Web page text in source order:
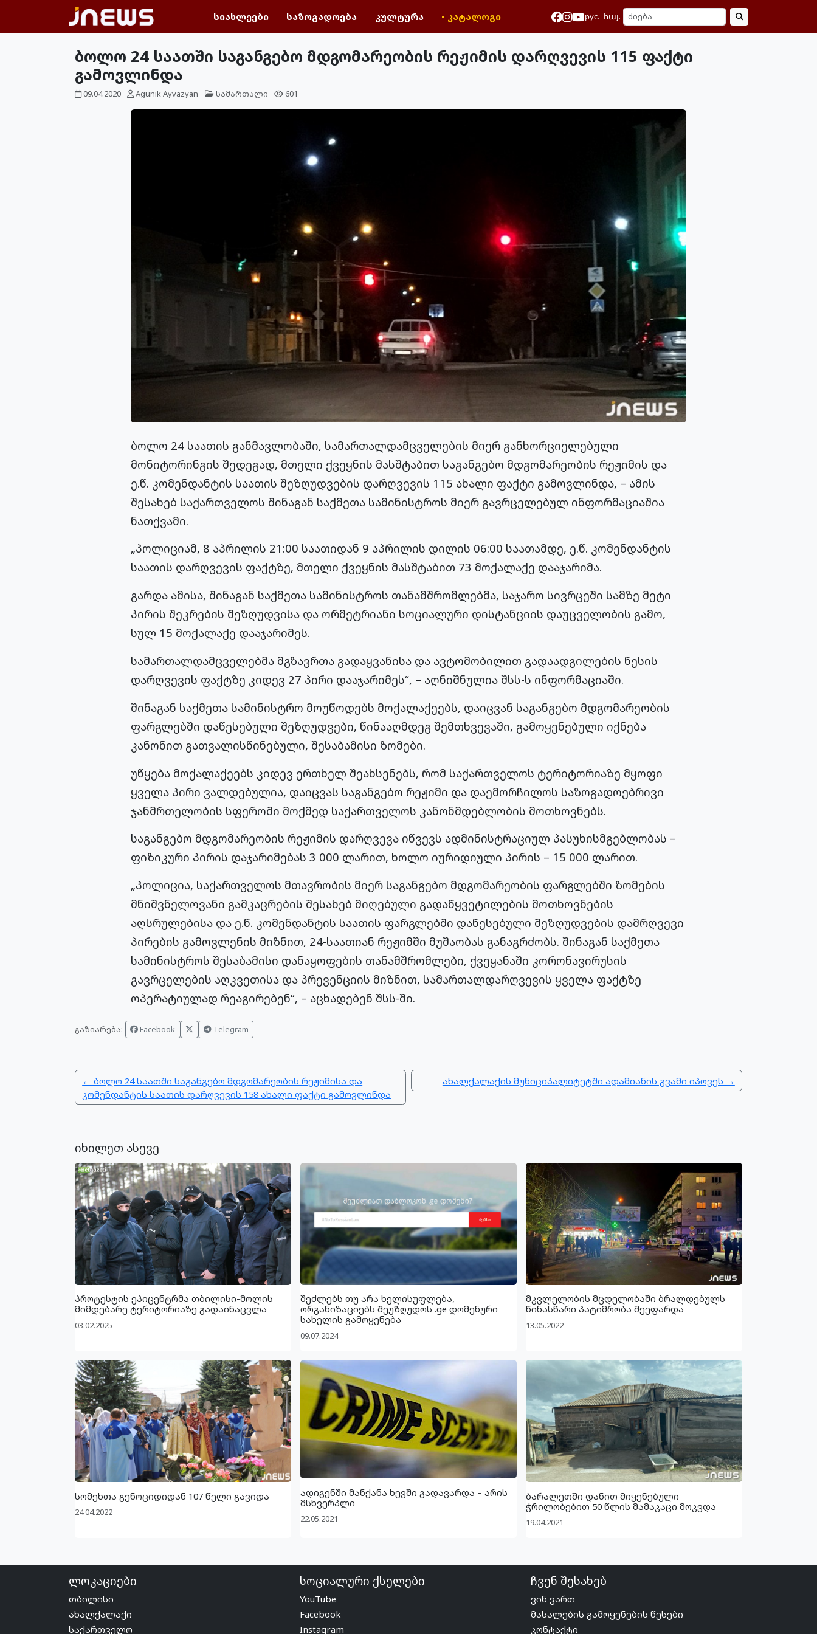
სიახლეები საზოგადოება კულტურა • კატალოგი рус. հայ.
ბოლო 24 საათში საგანგებო მდგომარეობის რეჟიმის დარღვევის 115 ფაქტი
გამოვლინდა
09.04.2020 Agunik Ayvazyan სამართალი 601
ბოლო 24 საათის განმავლობაში, სამართალდამცველების მიერ განხორციელებული
მონიტორინგის შედეგად, მთელი ქვეყნის მასშტაბით საგანგებო მდგომარეობის რეჟიმის და
ე.წ. კომენდანტის საათის შეზღუდვების დარღვევის 115 ახალი ფაქტი გამოვლინდა, – ამის
შესახებ საქართველოს შინაგან საქმეთა სამინისტროს მიერ გავრცელებულ ინფორმაციაშია
ნათქვამი.
„პოლიციამ, 8 აპრილის 21:00 საათიდან 9 აპრილის დილის 06:00 საათამდე, ე.წ. კომენდანტის
საათის დარღვევის ფაქტზე, მთელი ქვეყნის მასშტაბით 73 მოქალაქე დააჯარიმა.
გარდა ამისა, შინაგან საქმეთა სამინისტროს თანამშრომლებმა, საჯარო სივრცეში სამზე მეტი
პირის შეკრების შეზღუდვისა და ორმეტრიანი სოციალური დისტანციის დაუცველობის გამო,
სულ 15 მოქალაქე დააჯარიმეს.
სამართალდამცველებმა მგზავრთა გადაყვანისა და ავტომობილით გადაადგილების წესის
დარღვევის ფაქტზე კიდევ 27 პირი დააჯარიმეს“, – აღნიშნულია შსს-ს ინფორმაციაში.
შინაგან საქმეთა სამინისტრო მოუწოდებს მოქალაქეებს, დაიცვან საგანგებო მდგომარეობის
ფარგლებში დაწესებული შეზღუდვები, წინააღმდეგ შემთხვევაში, გამოყენებული იქნება
კანონით გათვალისწინებული, შესაბამისი ზომები.
უწყება მოქალაქეებს კიდევ ერთხელ შეახსენებს, რომ საქართველოს ტერიტორიაზე მყოფი
ყველა პირი ვალდებულია, დაიცვას საგანგებო რეჟიმი და დაემორჩილოს საზოგადოებრივი
ჯანმრთელობის სფეროში მოქმედ საქართველოს კანონმდებლობის მოთხოვნებს.
საგანგებო მდგომარეობის რეჟიმის დარღვევა იწვევს ადმინისტრაციულ პასუხისმგებლობას –
ფიზიკური პირის დაჯარიმებას 3 000 ლარით, ხოლო იურიდიული პირის – 15 000 ლარით.
„პოლიცია, საქართველოს მთავრობის მიერ საგანგებო მდგომარეობის ფარგლებში ზომების
მნიშვნელოვანი გამკაცრების შესახებ მიღებული გადაწყვეტილების მოთხოვნების
აღსრულებისა და ე.წ. კომენდანტის საათის ფარგლებში დაწესებული შეზღუდვების დამრღვევი
პირების გამოვლენის მიზნით, 24-საათიან რეჟიმში მუშაობას განაგრძობს. შინაგან საქმეთა
სამინისტროს შესაბამისი დანაყოფების თანამშრომლები, ქვეყანაში კორონავირუსის
გავრცელების აღკვეთისა და პრევენციის მიზნით, სამართალდარღვევის ყველა ფაქტზე
ოპერატიულად რეაგირებენ“, – აცხადებენ შსს-ში.
გაზიარება: Facebook Telegram
← ბოლო 24 საათში საგანგებო მდგომარეობის რეჟიმისა და
კომენდანტის საათის დარღვევის 158 ახალი ფაქტი გამოვლინდა
ახალქალაქის მუნიციპალიტეტში ადამიანის გვამი იპოვეს →
იხილეთ ასევე
პროტესტის ეპიცენტრმა თბილისი-მოლის
მიმდებარე ტერიტორიაზე გადაინაცვლა
03.02.2025
შეძლებს თუ არა ხელისუფლება,
ორგანიზაციებს შეუზღუდოს .ge დომენური
სახელის გამოყენება
09.07.2024
მკვლელობის მცდელობაში ბრალდებულს
წინასწარი პატიმრობა შეეფარდა
13.05.2022
სომეხთა გენოციდიდან 107 წელი გავიდა
24.04.2022
ადიგენში მანქანა ხევში გადავარდა – არის
მსხვერპლი
22.05.2021
ბარალეთში დანით მიყენებული
ჭრილობებით 50 წლის მამაკაცი მოკვდა
19.04.2021
ლოკაციები
თბილისი
ახალქალაქი
საქართველო
სოციალური ქსელები
YouTube
Facebook
Instagram
ჩვენ შესახებ
ვინ ვართ
მასალების გამოყენების წესები
კონტაქტი